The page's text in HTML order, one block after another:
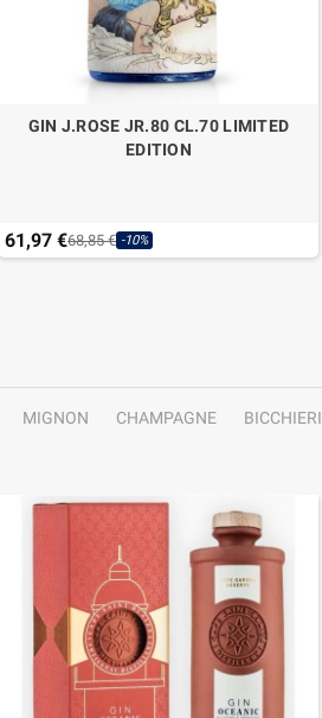
GIN J.ROSE JR.80 CL.70 LIMITED
EDITION
61,97 €68,85 € -10%
MIGNON CHAMPAGNE BICCHIERI